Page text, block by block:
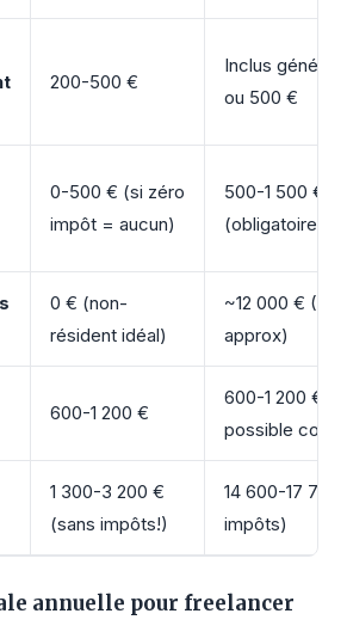
200-500 €
Inclus
ou 500 €
0-500 € (si zéro
impôt = aucun)
500-1 500 €
(obligatoire)
0 € (non-
résident idéal)
~12 000 €
approx)
600-1 200 €
600-1 200 €
possible
1 300-3 200 €
(sans impôts!)
14 600-17
impôts)
annuelle pour freelancer